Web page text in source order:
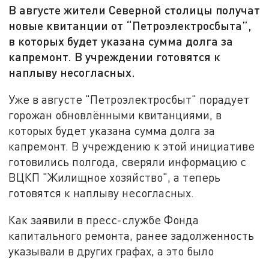
В августе жители Северной столицы получат
новые квитанции от “Петроэлектросбыта”,
в которых будет указана сумма долга за
капремонт. В учреждении готовятся к
наплыву несогласных.
Уже в августе "Петроэлектросбыт" порадует
горожан обновлёнными квитанциями, в
которых будет указана сумма долга за
капремонт. В учреждению к этой инициативе
готовились полгода, сверяли информацию с
ВЦКП "Жилищное хозяйство", а теперь
готовятся к наплыву несогласных.
Как заявили в пресс-службе Фонда
капитального ремонта, ранее задолженность
указывали в других графах, а это было